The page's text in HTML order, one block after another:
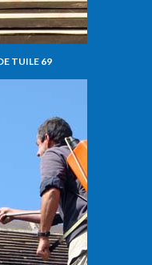
TUILE 69